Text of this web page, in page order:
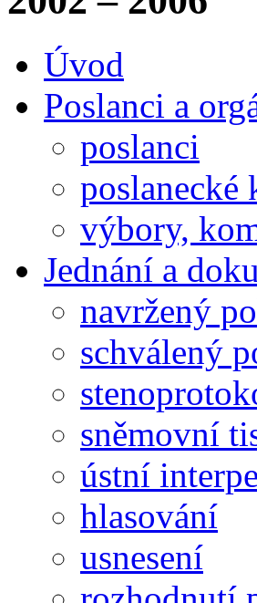
Úvod
Poslanci a
poslanci
poslanecké
výbory,
Jednání a
navržený
schválený
sněmovní
ústní
hlasování
usnesení